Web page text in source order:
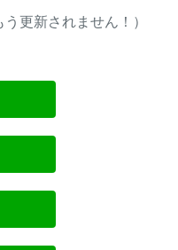
更新されません！）